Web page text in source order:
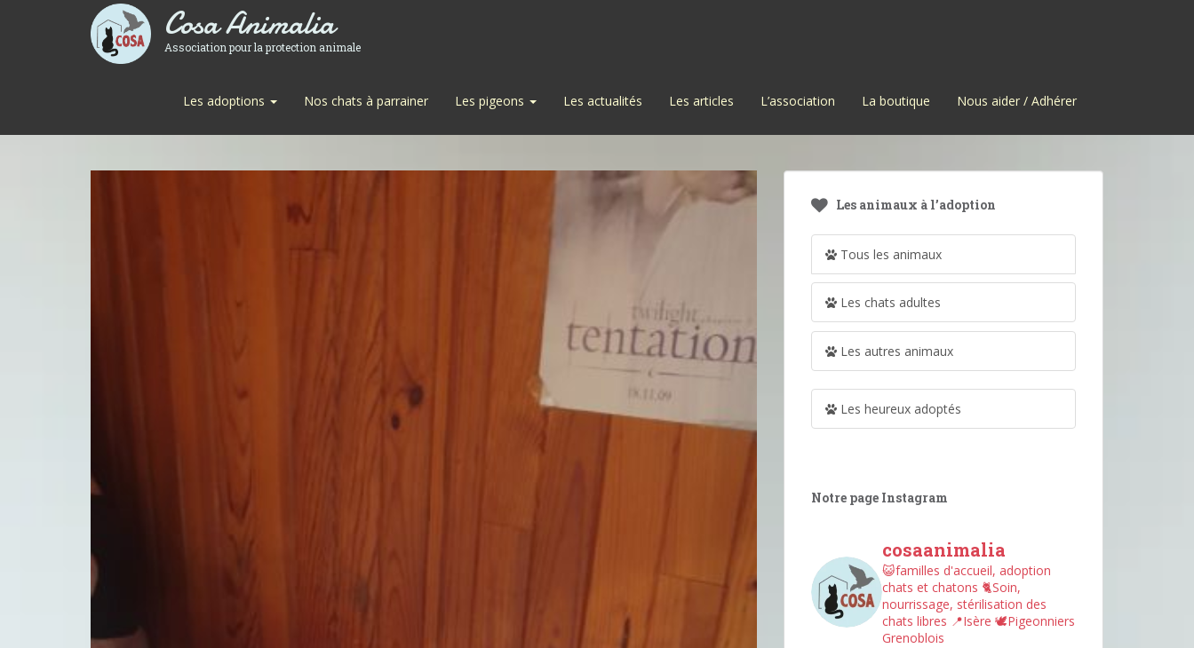
Cosa Animalia
Association pour la protection animale
Les adoptions Nos chats à parrainer Les pigeons Les actualités Les articles L’association La boutique Nous aider / Adhérer
Les animaux à l’adoption
Tous les animaux
Les chats adultes
Les autres animaux
Les heureux adoptés
Notre page Instagram
cosaanimalia
😺familles d'accueil, adoption
chats et chatons 🐈Soin,
nourrissage, stérilisation des
chats libres 📍Isère 🕊︎Pigeonniers
Grenoblois